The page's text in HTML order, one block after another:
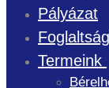
Pályázat
Termeink